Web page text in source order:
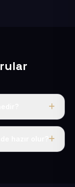
Bu bedele alan